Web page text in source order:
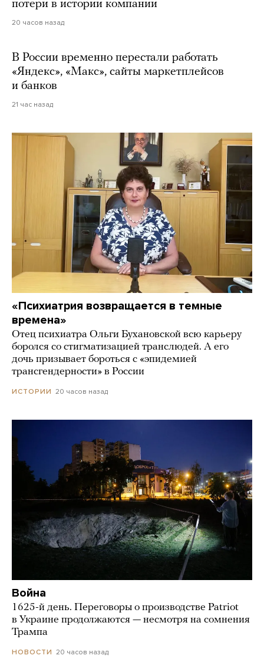
потери в истории компании
20 часов назад
В России временно перестали работать
«Яндекс», «Макс», сайты маркетплейсов
и банков
21 час назад
«Психиатрия возвращается в темные
времена»
Отец психиатра Ольги Бухановской всю карьеру
боролся со стигматизацией транслюдей. А его
дочь призывает бороться с «эпидемией
трансгендерности» в России
ИСТОРИИ 20 часов назад
Война
1625-й день. Переговоры о производстве Patriot
в Украине продолжаются — несмотря на сомнения
Трампа
НОВОСТИ 20 часов назад